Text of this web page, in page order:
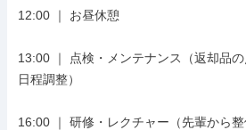
12:00 ｜ お昼休憩
13:00 ｜ 点検・メンテナンス（返却品
日程調整）
16:00 ｜ 研修・レクチャー（先輩から